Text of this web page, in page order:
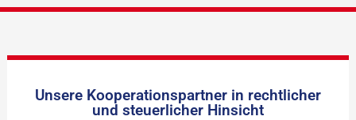
Unsere Kooperationspartner in rechtlicher
und steuerlicher Hinsicht